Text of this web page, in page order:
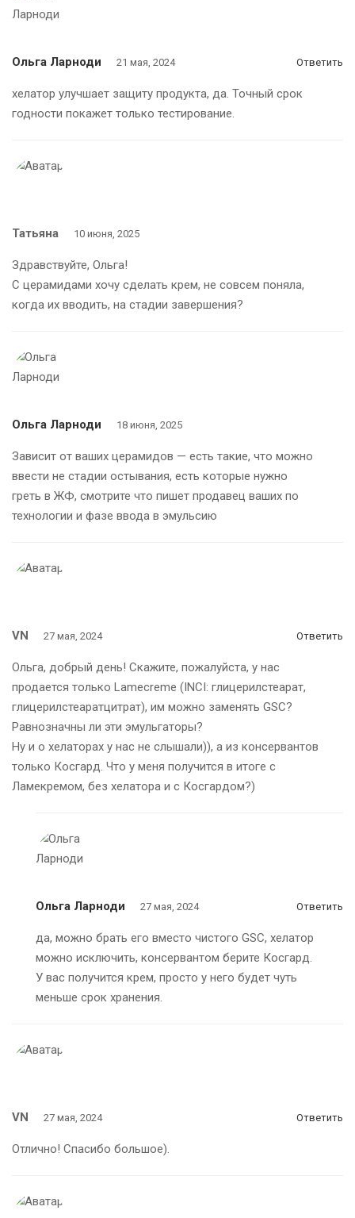
Ольга Ларноди 21 мая, 2024 Ответить
хелатор улучшает защиту продукта, да. Точный срок
годности покажет только тестирование.
Татьяна 10 июня, 2025
Здравствуйте, Ольга!
С церамидами хочу сделать крем, не совсем поняла,
когда их вводить, на стадии завершения?
Ольга Ларноди 18 июня, 2025
Зависит от ваших церамидов — есть такие, что можно
ввести не стадии остывания, есть которые нужно
греть в ЖФ, смотрите что пишет продавец ваших по
технологии и фазе ввода в эмульсию
VN 27 мая, 2024 Ответить
Ольга, добрый день! Скажите, пожалуйста, у нас
продается только Lamecreme (INCI: глицерилстеарат,
глицерилстеаратцитрат), им можно заменять GSC?
Равнозначны ли эти эмульгаторы?
Ну и о хелаторах у нас не слышали)), а из консервантов
только Косгард. Что у меня получится в итоге с
Ламекремом, без хелатора и с Косгардом?)
Ольга Ларноди 27 мая, 2024 Ответить
да, можно брать его вместо чистого GSC, хелатор
можно исключить, консервантом берите Косгард.
У вас получится крем, просто у него будет чуть
меньше срок хранения.
VN 27 мая, 2024 Ответить
Отлично! Спасибо большое).